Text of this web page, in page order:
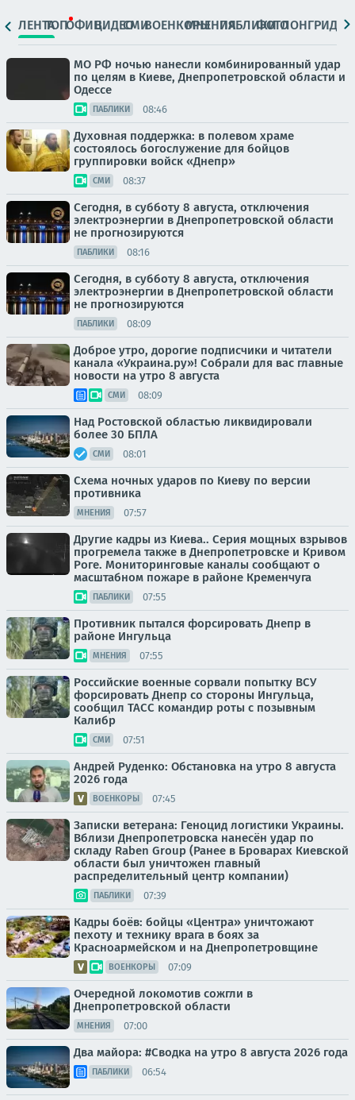
ЛЕНТАТОПОФИЦ.ВИДЕОСМИВОЕНКОРЫМНЕНИЯПАБЛИКИ
ФОТОЛОНГРИДЫ
МО РФ ночью нанесли комбинированный удар
по целям в Киеве, Днепропетровской области и
Одессе
ПАБЛИКИ 08:46
Духовная поддержка: в полевом храме
состоялось богослужение для бойцов
группировки войск «Днепр»
СМИ 08:37
Сегодня, в субботу 8 августа, отключения
электроэнергии в Днепропетровской области
не прогнозируются
ПАБЛИКИ 08:16
Сегодня, в субботу 8 августа, отключения
электроэнергии в Днепропетровской области
не прогнозируются
ПАБЛИКИ 08:09
Доброе утро, дорогие подписчики и читатели
канала «Украина.ру»! Собрали для вас главные
новости на утро 8 августа
СМИ 08:09
Над Ростовской областью ликвидировали
более 30 БПЛА
СМИ 08:01
Схема ночных ударов по Киеву по версии
противника
МНЕНИЯ 07:57
Другие кадры из Киева.. Серия мощных взрывов
прогремела также в Днепропетровске и Кривом
Роге. Мониторинговые каналы сообщают о
масштабном пожаре в районе Кременчуга
ПАБЛИКИ 07:55
Противник пытался форсировать Днепр в
районе Ингульца
МНЕНИЯ 07:55
Российские военные сорвали попытку ВСУ
форсировать Днепр со стороны Ингульца,
сообщил ТАСС командир роты с позывным
Калибр
СМИ 07:51
Андрей Руденко: Обстановка на утро 8 августа
2026 года
ВОЕНКОРЫ 07:45
Записки ветерана: Геноцид логистики Украины.
Вблизи Днепропетровска нанесён удар по
складу Raben Group (Ранее в Броварах Киевской
области был уничтожен главный
распределительный центр компании)
ПАБЛИКИ 07:39
Кадры боёв: бойцы «Центра» уничтожают
пехоту и технику врага в боях за
Красноармейском и на Днепропетровщине
ВОЕНКОРЫ 07:09
Очередной локомотив сожгли в
Днепропетровской области
МНЕНИЯ 07:00
Два майора: #Сводка на утро 8 августа 2026 года
ПАБЛИКИ 06:54